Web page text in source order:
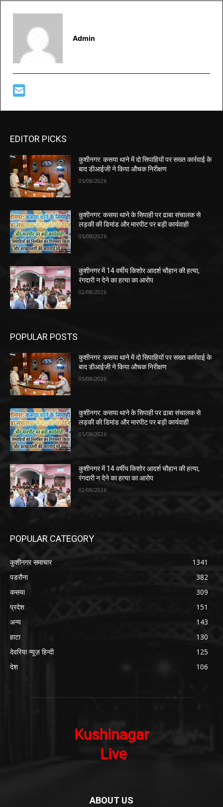
Admin
EDITOR PICKS
कुशीनगर: कसया थाने में दो सिपाहियों पर सख्त कार्रवाई के
बाद डीआईजी ने किया औचक निरीक्षण
05/08/2026
कुशीनगर: कसया थाने के सिपाही पर ढाबा संचालक से
लड़की की डिमांड और मारपीट पर बड़ी कार्यवाही
05/08/2026
कुशीनगर में 14 वर्षीय किशोर आदर्श चौहान की हत्या,
रंगदारी न देने का हत्या का आरोप
02/08/2026
POPULAR POSTS
कुशीनगर: कसया थाने में दो सिपाहियों पर सख्त कार्रवाई के
बाद डीआईजी ने किया औचक निरीक्षण
05/08/2026
कुशीनगर: कसया थाने के सिपाही पर ढाबा संचालक से
लड़की की डिमांड और मारपीट पर बड़ी कार्यवाही
05/08/2026
कुशीनगर में 14 वर्षीय किशोर आदर्श चौहान की हत्या,
रंगदारी न देने का हत्या का आरोप
02/08/2026
POPULAR CATEGORY
कुशीनगर समाचार
1341
पडरौना
382
कसया
309
प्रदेश
151
अन्य
143
हाटा
130
देवरिया न्यूज़ हिन्दी
125
देश
106
ABOUT US